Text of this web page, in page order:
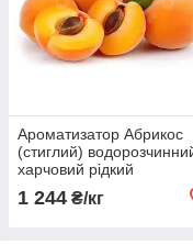
Ароматизатор Абрикос
(стиглий)
харчовий рідкий
ідентичний
1 244 ₴/кг